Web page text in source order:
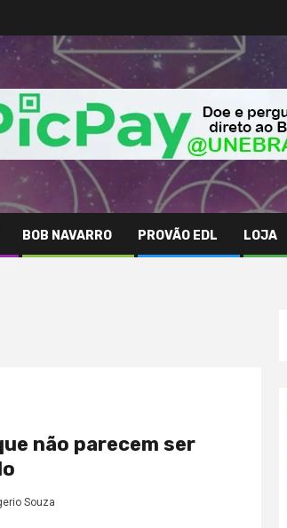
BOB NAVARRO PROVÃO EDL LOJA
não parecem ser
Souza